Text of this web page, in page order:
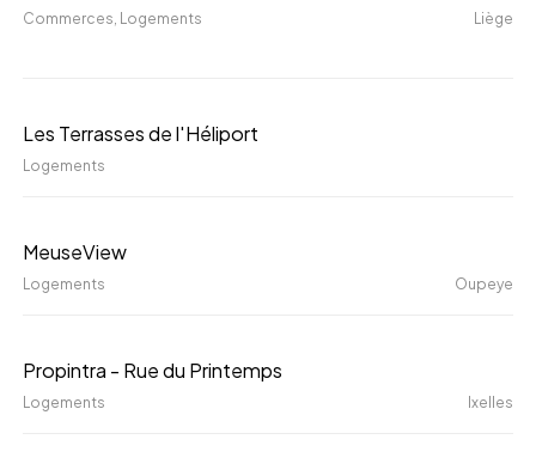
Commerces , Logements Liège
Les Terrasses de l'Héliport
Logements
MeuseView
Logements Oupeye
Propintra - Rue du Printemps
Logements Ixelles